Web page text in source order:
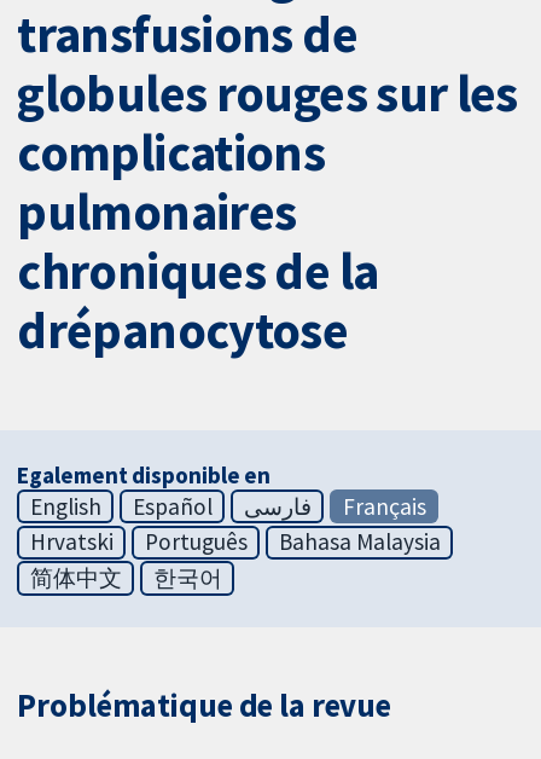
transfusions de
globules rouges sur les
complications
pulmonaires
chroniques de la
drépanocytose
Egalement disponible en
English
Español فارسی
Français
Hrvatski
Português
Bahasa Malaysia
简体中文
한국어
Problématique de la revue